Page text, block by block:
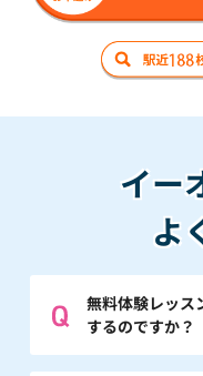
イー
よ
無料体験レッス
するのですか？